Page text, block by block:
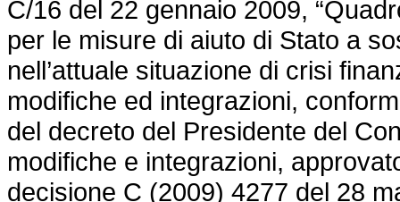
C/16 del 22 gennaio 2009,
per le misure di aiuto di Stato a
nell’attuale situazione di crisi
modifiche ed integrazioni,
del decreto del Presidente del
modifiche e integrazioni,
decisione C (2009) 4277 del 28